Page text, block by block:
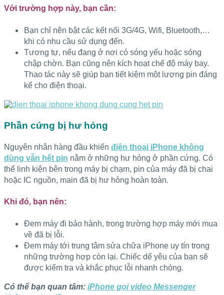
Với trường hợp này, bạn cần:
Bạn chỉ nên bật các kết nối 3G/4G, Wifi, Bluetooth,…
khi có nhu cầu sử dụng đến.
Tương tự, nếu đang ở nơi có sóng yếu hoặc sóng
chập chờn. Bạn cũng nên kích hoạt chế độ máy bay.
Thao tác này sẽ giúp bạn tiết kiệm một lượng pin đáng
kể cho điện thoại.
Phần cứng bị hư hỏng
Nguyên nhân hàng đầu khiến điện thoại iPhone không
dùng vẫn hết pin nằm ở những hư hỏng ở phần cứng. Có
thể linh kiện bên trong máy bị chạm, pin của máy đã bị chai
hoặc IC nguồn, main đã bị hư hỏng hoàn toàn.
Khi đó, bạn nên:
Đem máy đi bảo hành, trong trường hợp máy mới mua
về đã bị lỗi.
Đem máy tới trung tâm sửa chữa iPhone uy tín trong
những trường hợp còn lại. Chiếc dế yêu của bạn sẽ
được kiểm tra và khắc phục lỗi nhanh chóng.
Có thể bạn quan tâm: iPhone gọi video Messenger